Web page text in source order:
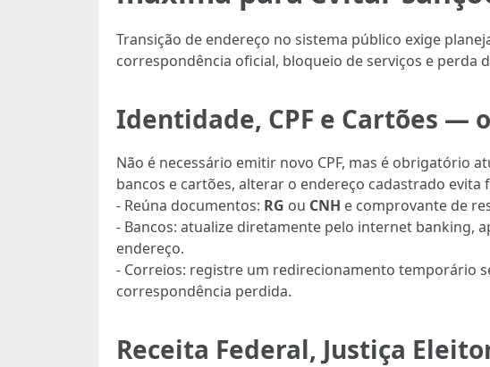
Transição de endereço no sistema público exige
correspondência oficial, bloqueio de serviços e perda
Identidade, CPF e Cartões —
Não é necessário emitir novo CPF, mas é obrigatório
bancos e cartões, alterar o endereço cadastrado
- Reúna documentos: RG ou CNH e comprovante de
- Bancos: atualize diretamente pelo internet banking,
endereço.
- Correios: registre um redirecionamento temporário
correspondência perdida.
Receita Federal, Justiça